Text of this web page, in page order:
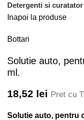
Detergenti si curatator
Inapoi la produse
Bottari
Solutie auto,
ml.
18,52 lei Pret cu
Solutie auto, pentru